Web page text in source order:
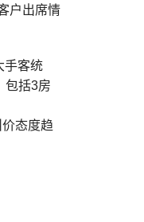
户出席情
手客统
包括3房
态度趋